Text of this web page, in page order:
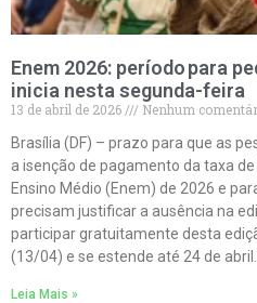
Enem 2026: período para
inicia nesta segunda-feira
13 de abril de 2026
Nenhum
Brasília (DF) – prazo para que as
a isenção de pagamento da taxa
Ensino Médio (Enem) de 2026 e
precisam justificar a ausência na
participar gratuitamente desta
(13/04) e se estende até 24 de
Leia Mais »